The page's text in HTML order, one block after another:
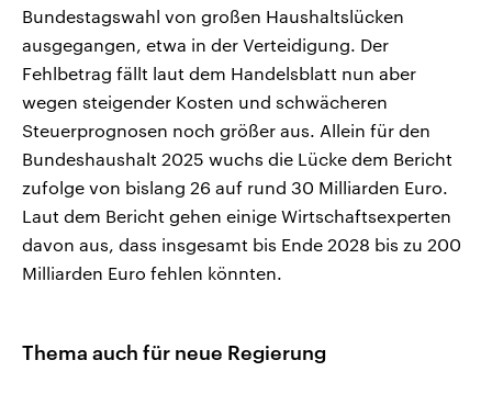
Bundestagswahl von großen Haushaltslücken
ausgegangen, etwa in der Verteidigung. Der
Fehlbetrag fällt laut dem Handelsblatt nun aber
wegen steigender Kosten und schwächeren
Steuerprognosen noch größer aus. Allein für den
Bundeshaushalt 2025 wuchs die Lücke dem Bericht
zufolge von bislang 26 auf rund 30 Milliarden Euro.
Laut dem Bericht gehen einige Wirtschaftsexperten
davon aus, dass insgesamt bis Ende 2028 bis zu 200
Milliarden Euro fehlen könnten.
Thema auch für neue Regierung